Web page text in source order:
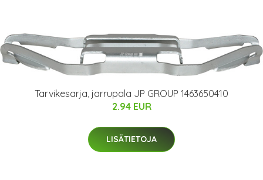
Tarvikesarja, jarrupala JP GROUP 1463650410
2.94 EUR
LISÄTIETOJA